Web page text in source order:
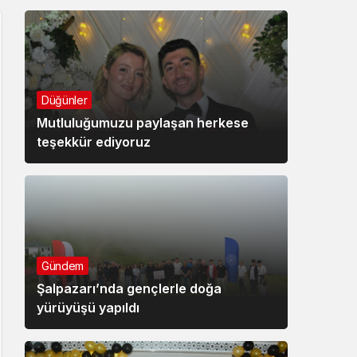
Düğünler
Mutluluğumuzu paylaşan herkese
teşekkür ediyoruz
Gündem
Şalpazarı’nda gençlerle doğa
yürüyüşü yapıldı